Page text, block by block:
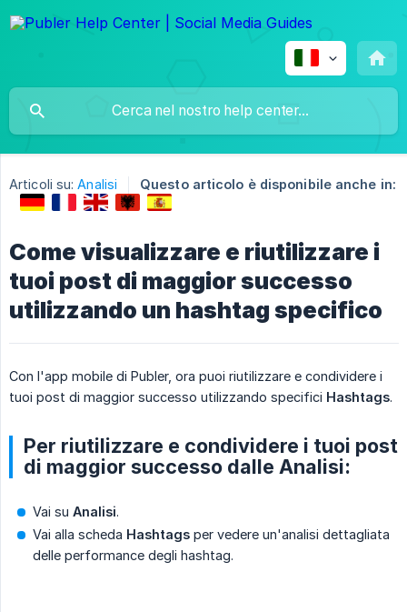
Articoli su: Analisi Questo articolo è disponibile anche in:
Come visualizzare e riutilizzare i
tuoi post di maggior successo
utilizzando un hashtag specifico
Con l'app mobile di Publer, ora puoi riutilizzare e condividere i
tuoi post di maggior successo utilizzando specifici Hashtags.
Per riutilizzare e condividere i tuoi post
di maggior successo dalle Analisi:
Vai su Analisi.
Vai alla scheda Hashtags per vedere un'analisi dettagliata
delle performance degli hashtag.